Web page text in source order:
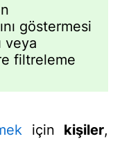
göstermesi
veya
filtreleme
için kişiler,